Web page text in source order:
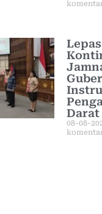
Darat
08-08-